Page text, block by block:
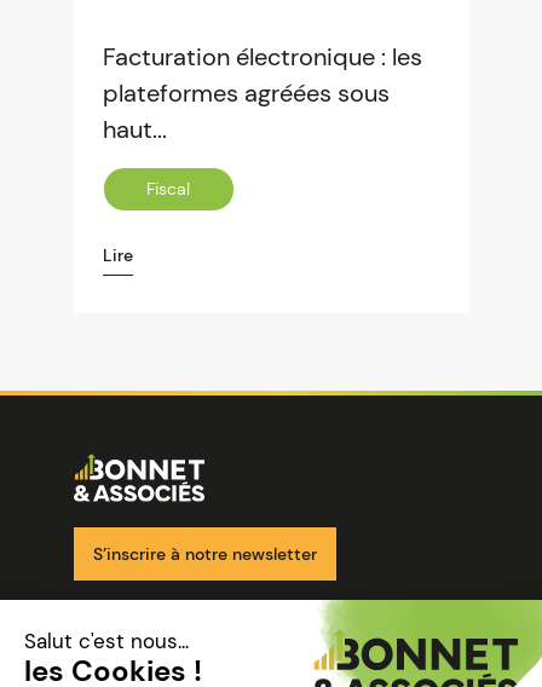
Facturation électronique : les
plateformes agréées sous
haut...
Fiscal
Lire
Image
S’inscrire à notre newsletter
Nos solutions
Nos cabinets